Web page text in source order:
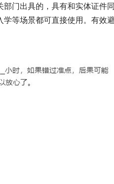
门出具的，具有和实体证件
等场景都可直接使用。有效